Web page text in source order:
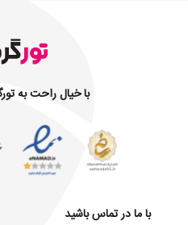
با خیال راحت به
با ما در تماس باشید